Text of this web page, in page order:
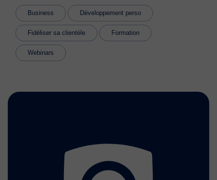
Business Développement perso
Fidéliser sa clientèle Formation
Webinars